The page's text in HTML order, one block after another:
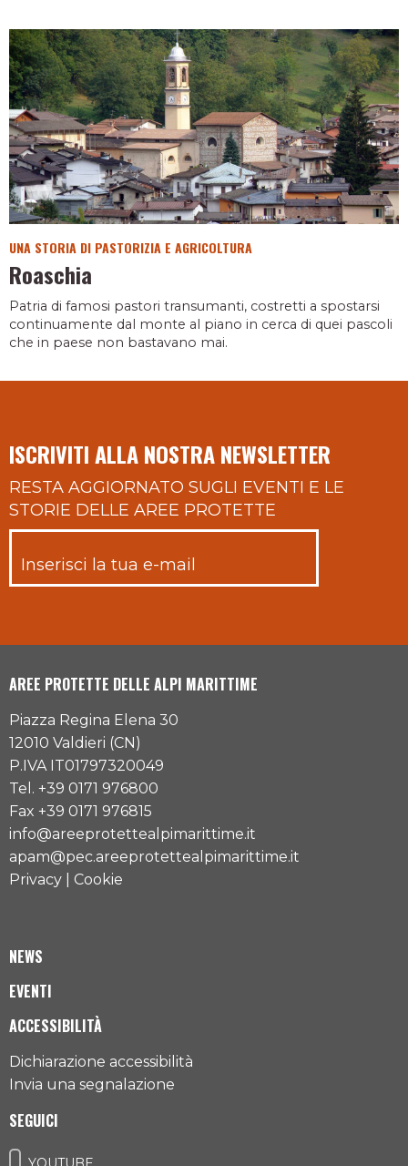
UNA STORIA DI PASTORIZIA E AGRICOLTURA
Roaschia
Patria di famosi pastori transumanti, costretti a spostarsi
continuamente dal monte al piano in cerca di quei pascoli
che in paese non bastavano mai.
ISCRIVITI ALLA NOSTRA NEWSLETTER
RESTA AGGIORNATO SUGLI EVENTI E LE
STORIE DELLE AREE PROTETTE
AREE PROTETTE DELLE ALPI MARITTIME
Piazza Regina Elena 30
12010 Valdieri (CN)
P.IVA IT01797320049
Tel. +39 0171 976800
Fax +39 0171 976815
info@areeprotettealpimarittime.it
apam@pec.areeprotettealpimarittime.it
Privacy
Cookie
NEWS
EVENTI
ACCESSIBILITÀ
Dichiarazione accessibilità
Invia una segnalazione
SEGUICI